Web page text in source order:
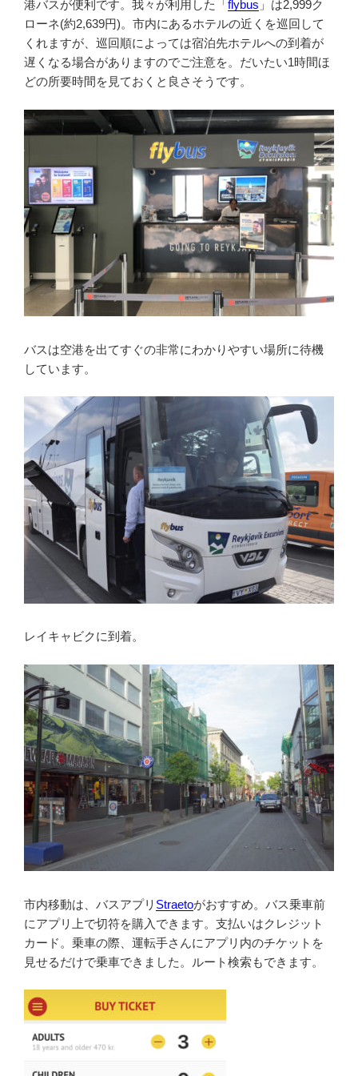
港バスが便利です。我々が利用した「 flybus 」は2,999ク
ローネ(約2,639円)。市内にあるホテルの近くを巡回して
くれますが、巡回順によっては宿泊先ホテルへの到着が
遅くなる場合がありますのでご注意を。だいたい1時間ほ
どの所要時間を見ておくと良さそうです。
バスは空港を出てすぐの非常にわかりやすい場所に待機
しています。
レイキャビクに到着。
市内移動は、バスアプリ Straetoがおすすめ。バス乗車前
にアプリ上で切符を購入できます。支払いはクレジット
カード。乗車の際、運転手さんにアプリ内のチケットを
見せるだけで乗車できました。ルート検索もできます。